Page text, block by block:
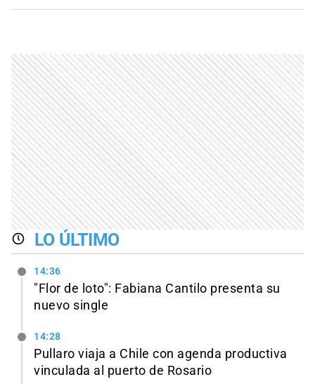
LO ÚLTIMO
14:36
"Flor de loto": Fabiana Cantilo presenta su
nuevo single
14:28
Pullaro viaja a Chile con agenda productiva
vinculada al puerto de Rosario